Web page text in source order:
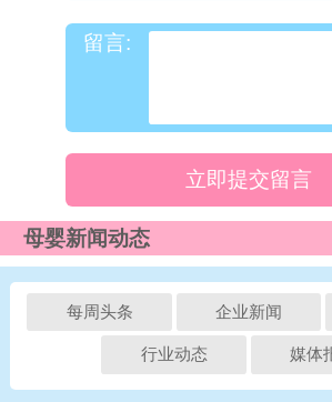
留言:
立即提交留言
母婴新闻动态
每周头条 企业新闻
行业动态 媒体